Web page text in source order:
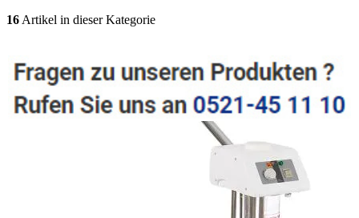
16 Artikel in dieser Kategorie